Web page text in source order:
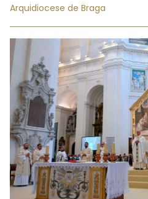
Arquidiocese de Braga